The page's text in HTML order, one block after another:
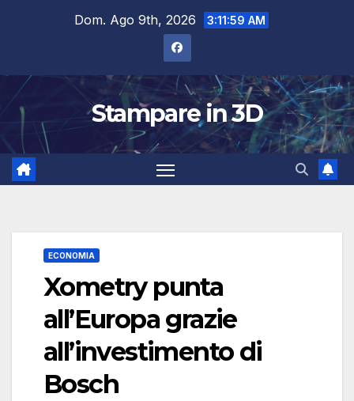
Dom. Ago 9th, 2026 3:12:00 AM
Stampare in 3D
ECONOMIA
Xometry punta
all’Europa grazie
all’investimento di
Bosch